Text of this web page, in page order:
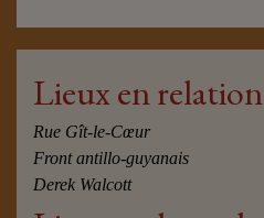
Lieux en relation
Rue Gît-le-Cœur
Front antillo-guyanais
Derek Walcott